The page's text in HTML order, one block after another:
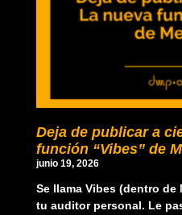
Deja de publicar a
función “Vibes” de
junio 19, 2026
Se llama Vibes (dentro
tu auditor personal. Le